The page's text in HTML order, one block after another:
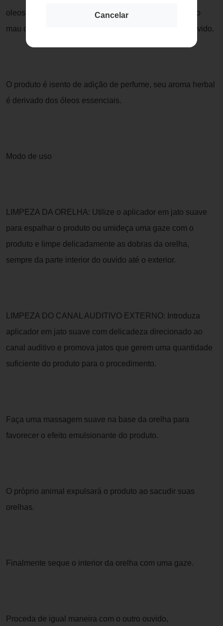
Cancelar
oleosidade e secreções, contribuindo na eliminação do
mau cheiro associado ao excesso de secreções do ouvido.
O produto é isento de adição de perfume, seu aroma herbal
é derivado dos óleos essenciais.
Modo de uso
LIMPEZA DA ORELHA: Utilize o aplicador em jato suave
para espalhar o produto ou umideça uma gaze com o
produto e limpe delicadamente as dobras da orelha,
sempre da parte interior do ouvido até o exterior.
LIMPEZA DO CANAL AUDITIVO EXTERNO: Introduza
aplicador em jato suave com delicadeza direcionado ao
canal auditivo e promova jatos que gerem uma quantidade
suficiente do produto para o procedimento.
Faça uma massagem suave na base da orelha para
favorecer o efeito emulsionante do produto.
O próprio animal expulsará o produto ao sacudir suas
orelhas.
Finalmente seque o interior da orelha com uma gaze.
Proceda de igual maneira com o outro ouvido,